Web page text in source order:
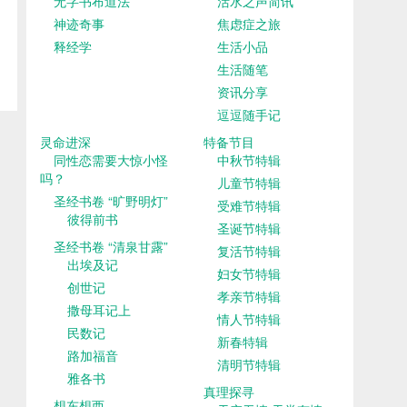
神迹奇事
释经学
焦虑症之旅
生活小品
生活随笔
资讯分享
逗逗随手记
灵命进深
同性恋需要大惊小怪
吗？
圣经书卷 “旷野明灯”
彼得前书
圣经书卷 “清泉甘露”
出埃及记
创世记
撒母耳记上
民数记
路加福音
雅各书
特备节目
中秋节特辑
儿童节特辑
受难节特辑
圣诞节特辑
复活节特辑
妇女节特辑
孝亲节特辑
情人节特辑
新春特辑
清明节特辑
真理探寻